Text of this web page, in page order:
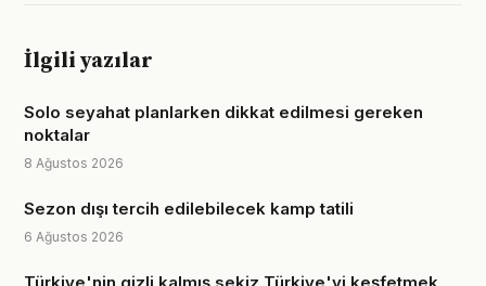
İlgili yazılar
Solo seyahat planlarken dikkat edilmesi gereken
noktalar
8 Ağustos 2026
Sezon dışı tercih edilebilecek kamp tatili
6 Ağustos 2026